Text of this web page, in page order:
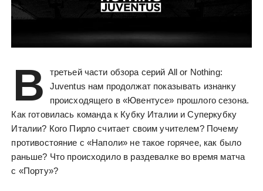
В
третьей части обзора серий All or Nothing:
Juventus нам продолжат показывать изнанку
происходящего в «Ювентусе» прошлого сезона.
Как готовилась команда к Кубку Италии и Суперкубку
Италии? Кого Пирло считает своим учителем? Почему
противостояние с «Наполи» не такое горячее, как было
раньше? Что происходило в раздевалке во время матча
с «Порту»?